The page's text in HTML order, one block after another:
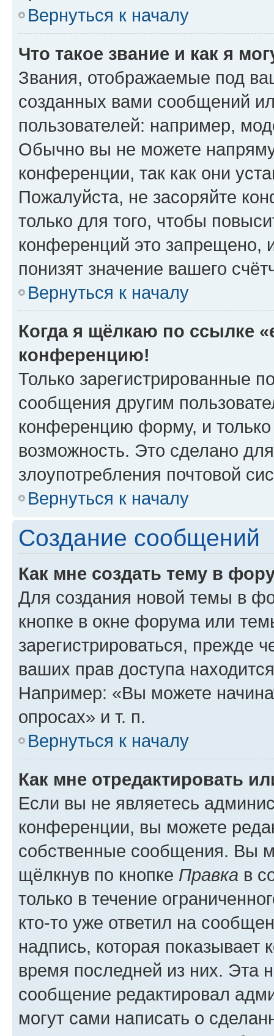
Вернуться к началу
Что такое звание и как я
Звания, отображаемые под
созданных вами сообщений
пользователей: например,
Обычно вы не можете
конференции, так как они
Пожалуйста, не засоряйте
только для того, чтобы
конференций это запрещено,
понизят значение вашего
Вернуться к началу
Когда я щёлкаю по ссылке
конференцию!
Только зарегистрированные
сообщения другим
конференцию форму, и
возможность. Это сделано
злоупотребления почтовой
Вернуться к началу
Создание сообщений
Как мне создать тему в
Для создания новой темы в
кнопке в окне форума или
зарегистрироваться, прежде
ваших прав доступа
Например: «Вы можете
опросах» и т. п.
Вернуться к началу
Как мне отредактировать
Если вы не являетесь
конференции, вы можете
собственные сообщения. Вы
щёлкнув по кнопке Правка в
только в течение
кто-то уже ответил на
надпись, которая показывает
время последней из них. Эта
сообщение редактировал
могут сами написать о